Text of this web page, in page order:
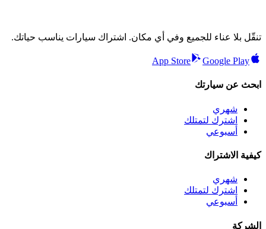
تنقّل بلا عناء للجميع وفي أي مكان. اشتراك سيارات يناسب حياتك.
App Store Google Play
ابحث عن سيارتك
شهري
اشترك لتمتلك
أسبوعي
كيفية الاشتراك
شهري
اشترك لتمتلك
أسبوعي
الشركة